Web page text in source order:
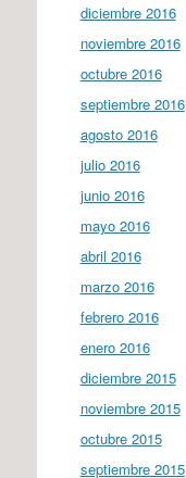
diciembre 2016
noviembre 2016
octubre 2016
septiembre 2016
agosto 2016
julio 2016
junio 2016
mayo 2016
abril 2016
marzo 2016
febrero 2016
enero 2016
diciembre 2015
noviembre 2015
octubre 2015
septiembre 2015